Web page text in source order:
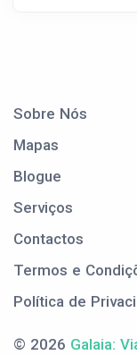
Sobre Nós
Mapas
Blogue
Serviços
Contactos
Termos e
Política de
© 2026 Galaia: